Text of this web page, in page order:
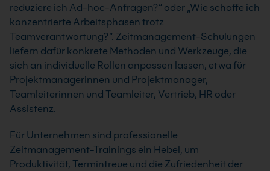
reduziere ich Ad-hoc-Anfragen?“ oder „Wie schaffe ich
konzentrierte Arbeitsphasen trotz
Teamverantwortung?“. Zeitmanagement-Schulungen
liefern dafür konkrete Methoden und Werkzeuge, die
sich an individuelle Rollen anpassen lassen, etwa für
Projektmanagerinnen und Projektmanager,
Teamleiterinnen und Teamleiter, Vertrieb, HR oder
Assistenz.
Für Unternehmen sind professionelle
Zeitmanagement-Trainings ein Hebel, um
Produktivität, Termintreue und die Zufriedenheit der